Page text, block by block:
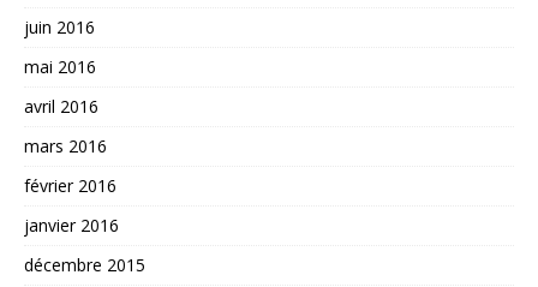
juin 2016
mai 2016
avril 2016
mars 2016
février 2016
janvier 2016
décembre 2015